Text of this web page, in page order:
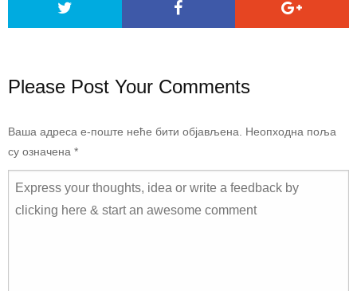
Please Post Your Comments
Ваша адреса е-поште неће бити објављена. Неопходна поља
су означена *